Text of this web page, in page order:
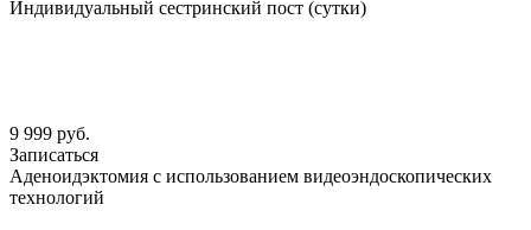
Индивидуальный сестринский пост (сутки)
9 999 руб.
Записаться
Аденоидэктомия с использованием видеоэндоскопических
технологий